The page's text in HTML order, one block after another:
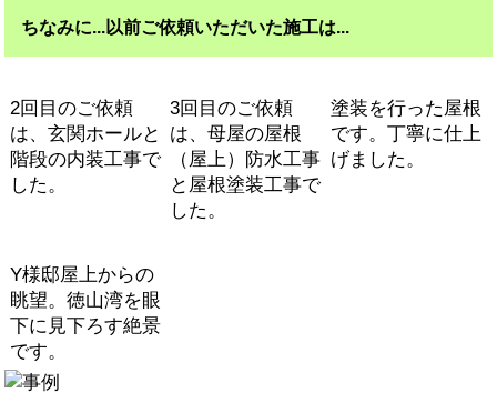
ちなみに...以前ご依頼いただいた施工は...
2回目のご依頼
は、玄関ホールと
階段の内装工事で
した。
3回目のご依頼
は、母屋の屋根
（屋上）防水工事
と屋根塗装工事で
した。
塗装を行った屋根
です。丁寧に仕上
げました。
Y様邸屋上からの
眺望。徳山湾を眼
下に見下ろす絶景
です。